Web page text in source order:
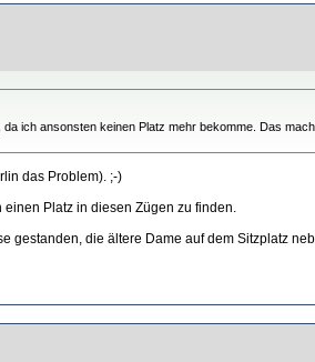
ich ansonsten keinen Platz mehr bekomme. Das
das Problem). ;-)
Platz in diesen Zügen zu finden.
die ältere Dame auf dem Sitzplatz